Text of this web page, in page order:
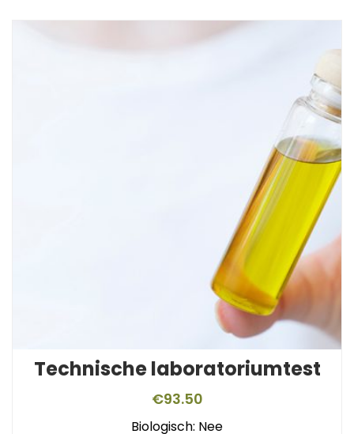
Technische laboratoriumtest
€93.50
Biologisch: Nee